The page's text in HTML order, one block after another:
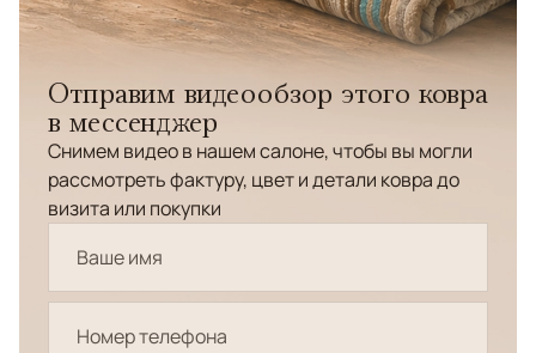
Отправим видеообзор этого ковра
в мессенджер
Снимем видео в нашем салоне, чтобы вы могли
рассмотреть фактуру, цвет и детали ковра до
визита или покупки